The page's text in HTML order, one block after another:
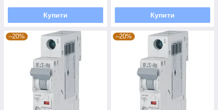
Купити Купити
–20% –20%